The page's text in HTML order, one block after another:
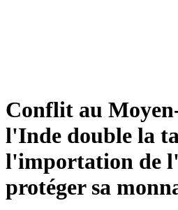
Conflit au
l'Inde double la
l'importation de
protéger sa